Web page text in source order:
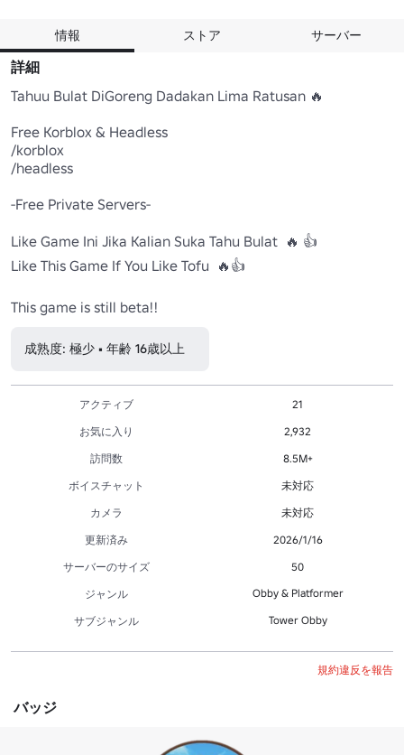
情報 ストア サーバー
詳細
Tahuu Bulat DiGoreng Dadakan Lima Ratusan 🔥
Free Korblox & Headless
/korblox
/headless
-Free Private Servers-
Like Game Ini Jika Kalian Suka Tahu Bulat  🔥 👍
Like This Game If You Like Tofu  🔥👍
This game is still beta!!
成熟度: 極少 • 年齢 16歳以上
アクティブ
21
お気に入り
2,932
訪問数
8.5M+
ボイスチャット
未対応
カメラ
未対応
更新済み
2026/1/16
サーバーのサイズ
50
ジャンル
Obby & Platformer
サブジャンル Tower Obby
規約違反を報告
バッジ